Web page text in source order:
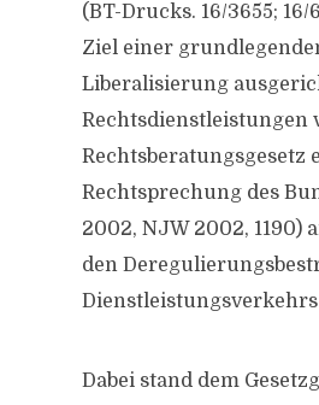
(BT-Drucks. 16/3655;
Ziel einer
Liberalisierung
Rechtsdienstleistungen
Rechtsberatungsgesetz
Rechtsprechung des
2002, NJW 2002,
den
Dabei stand dem